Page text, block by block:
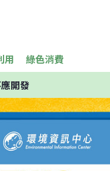
用 綠色消費
開發